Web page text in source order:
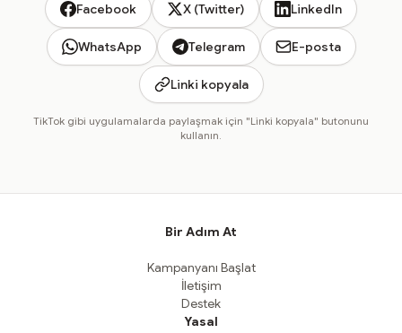
Facebook X (Twitter) LinkedIn
WhatsApp Telegram E-posta
Linki kopyala
TikTok gibi uygulamalarda paylaşmak için "Linki kopyala" butonunu
kullanın.
Bir Adım At
Kampanyanı Başlat
İletişim
Destek
Yasal